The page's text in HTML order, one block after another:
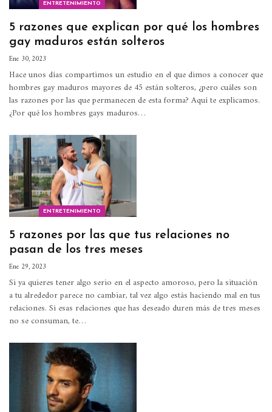
ENTRETENIMIENTO
5 razones que explican por qué los hombres
gay maduros están solteros
Ene 30, 2023
Hace unos días compartimos un estudio en el que dimos a conocer que
hombres gay maduros mayores de 45 están solteros, ¿pero cuáles son
las razones por las que permanecen de esta forma? Aquí te explicamos.
¿Por qué los hombres gays maduros…
ENTRETENIMIENTO
5 razones por las que tus relaciones no
pasan de los tres meses
Ene 29, 2023
Si ya quieres tener algo serio en el aspecto amoroso, pero la situación
a tu alrededor parece no cambiar, tal vez algo estás haciendo mal en tus
relaciones. Si esas relaciones que has deseado duren más de tres meses
no se consuman, te…